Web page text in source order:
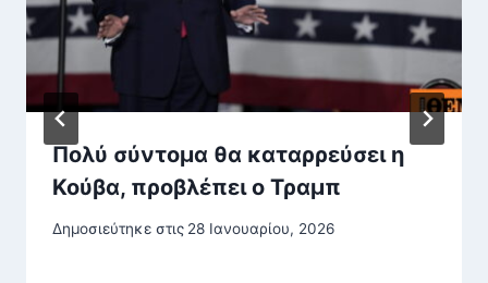
Πολύ σύντομα θα καταρρεύσει η
Κούβα, προβλέπει ο Τραμπ
Δημοσιεύτηκε στις 28 Ιανουαρίου, 2026